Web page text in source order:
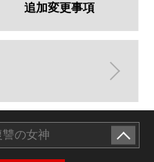
追加変更事項
讐の女神